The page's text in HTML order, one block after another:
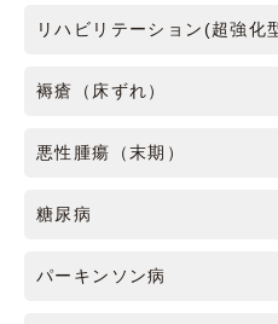
リハビリテーション(超強化
褥瘡（床ずれ）
悪性腫瘍（末期）
糖尿病
パーキンソン病